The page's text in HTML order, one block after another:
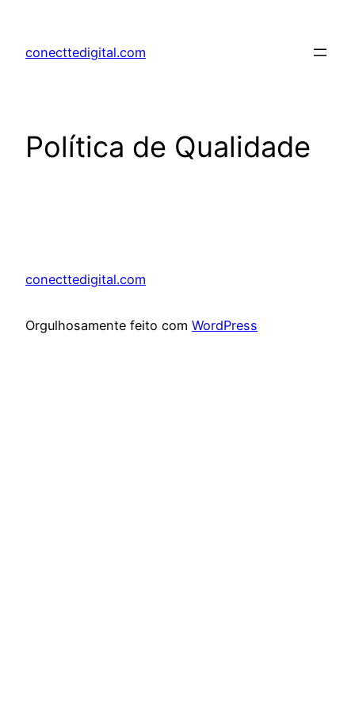
conecttedigital.com
Política de Qualidade
conecttedigital.com
Orgulhosamente feito com WordPress